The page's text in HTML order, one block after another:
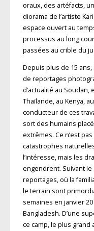
oraux, des artéfacts,
diorama de l’artiste
espace ouvert au
processus au long
passées au crible du
Depuis plus de 15
de reportages
d’actualité au Soudan,
Thaïlande, au Kenya,
conducteur de ces
sort des humains
extrêmes. Ce n’est
catastrophes
l’intéresse, mais les
engendrent. Suivant
reportages, où la
le terrain sont
semaines en janvier
Bangladesh. D’une
ce camp, le plus grand